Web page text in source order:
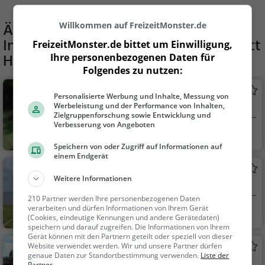
Ähnliche Aktivitäten wie
Industriemuseum Geschichtswerkstatt
Herrenwyk
Alpaka-Wanderung
Alpaka-Wanderung in Lübeck am
Dummersdorfer Ufer
Lübeck
Natur
See in Lübeck
Lübeck
Familie & Kinder,
Natur, See
Hemmelsdorfer See
Willkommen auf FreizeitMonster.de
FreizeitMonster.de bittet um Einwilligung,
Ihre personenbezogenen Daten für
Folgendes zu nutzen:
Personalisierte Werbung und Inhalte, Messung von
Werbeleistung und der Performance von Inhalten,
Zielgruppenforschung sowie Entwicklung und
Verbesserung von Angeboten
Speichern von oder Zugriff auf Informationen auf
einem Endgerät
Weitere Informationen
210 Partner werden Ihre personenbezogenen Daten
verarbeiten und dürfen Informationen von Ihrem Gerät
(Cookies, eindeutige Kennungen und andere Gerätedaten)
speichern und darauf zugreifen. Die Informationen von Ihrem
Gerät können mit den Partnern geteilt oder speziell von dieser
Website verwendet werden. Wir und unsere Partner dürfen
genaue Daten zur Standortbestimmung verwenden. Liste der